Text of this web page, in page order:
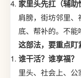
家里头先扛（辅助
肩膀，街坊邻里
底、帮补的。不能
这部法，要重点盯
谁干活？谁享福？
里头、社会上、